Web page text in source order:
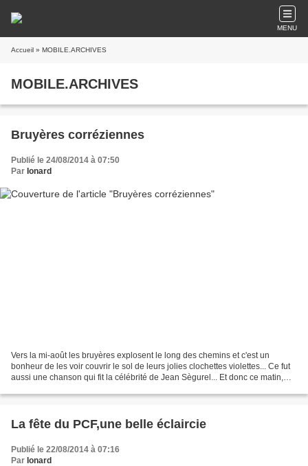
MENU
Accueil » MOBILE.ARCHIVES
MOBILE.ARCHIVES
Bruyères corréziennes
Publié le 24/08/2014 à 07:50
Par Ionard
Vers la mi-août les bruyères explosent le long des chemins et c'est un
bonheur de les voir couvrir le sol de leurs jolies clochettes violettes... Ce fut
aussi une chanson qui fit la célébrité de Jean Sègurel... Et donc ce matin,
La fête du PCF,une belle éclaircie
Publié le 22/08/2014 à 07:16
Par Ionard